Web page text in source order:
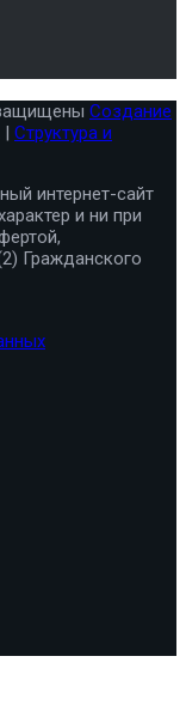
Создание
| Структура и
интернет-сайт
и ни при
Гражданского